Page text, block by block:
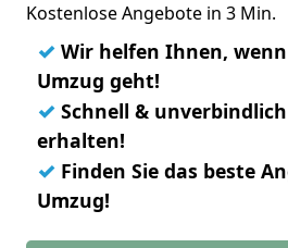
Kostenlose Angebote in 3 Min.
✓ Wir helfen Ihnen,
Umzug geht!
✓ Schnell &
erhalten!
✓ Finden Sie das beste
Umzug!